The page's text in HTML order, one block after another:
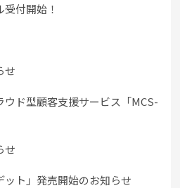
付開始！
せ
ド型顧客支援サービス「MCS-
せ
ト」発売開始のお知らせ